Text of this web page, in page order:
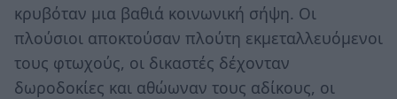
κρυβόταν μια βαθιά κοινωνική σήψη. Οι
πλούσιοι αποκτούσαν πλούτη εκμεταλλευόμενοι
τους φτωχούς, οι δικαστές δέχονταν
δωροδοκίες και αθώωναν τους αδίκους, οι